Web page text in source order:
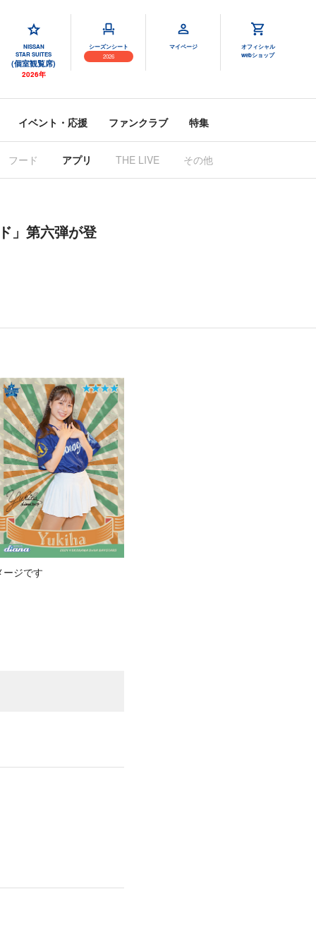
NISSAN
STAR SUITES
(個室観覧席)
2026年
シーズンシート
2026
マイページ
オフィシャル
webショップ
イベント・応援 ファンクラブ 特集
フード アプリ THE LIVE その他
」第六弾が登
ジです